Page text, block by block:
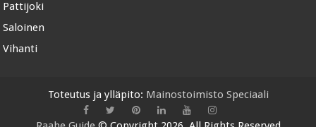
Pattijoki
Saloinen
Vihanti
Toteutus ja ylläpito: Mainostoimisto Speciaali